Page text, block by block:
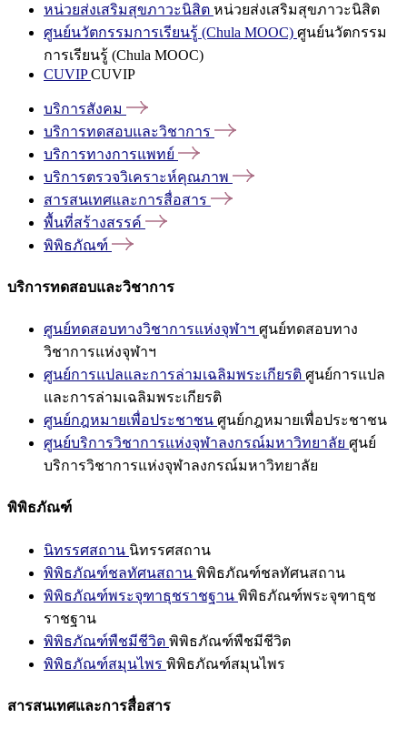
หน่วยส่งเสริมสุขภาวะนิสิต หน่วยส่งเสริมสุขภาวะนิสิต
ศูนย์นวัตกรรมการเรียนรู้ (Chula MOOC) ศูนย์นวัตกรรม
การเรียนรู้ (Chula MOOC)
CUVIPCUVIP
บริการสังคม
บริการทดสอบและวิชาการ
บริการทางการแพทย์
บริการตรวจวิเคราะห์คุณภาพ
สารสนเทศและการสื่อสาร
พื้นที่สร้างสรรค์
พิพิธภัณฑ์
บริการทดสอบและวิชาการ
ศูนย์ทดสอบทางวิชาการแห่งจุฬาฯ ศูนย์ทดสอบทาง
วิชาการแห่งจุฬาฯ
ศูนย์การแปลและการล่ามเฉลิมพระเกียรติ ศูนย์การแปล
และการล่ามเฉลิมพระเกียรติ
ศูนย์กฎหมายเพื่อประชาชน ศูนย์กฎหมายเพื่อประชาชน
ศูนย์บริการวิชาการแห่งจุฬาลงกรณ์มหาวิทยาลัย ศูนย์
บริการวิชาการแห่งจุฬาลงกรณ์มหาวิทยาลัย
พิพิธภัณฑ์
นิทรรศสถาน นิทรรศสถาน
พิพิธภัณฑ์ชลทัศนสถาน พิพิธภัณฑ์ชลทัศนสถาน
พิพิธภัณฑ์พระจุฑาธุชราชฐาน พิพิธภัณฑ์พระจุฑาธุช
ราชฐาน
พิพิธภัณฑ์พืชมีชีวิต พิพิธภัณฑ์พืชมีชีวิต
พิพิธภัณฑ์สมุนไพร พิพิธภัณฑ์สมุนไพร
สารสนเทศและการสื่อสาร